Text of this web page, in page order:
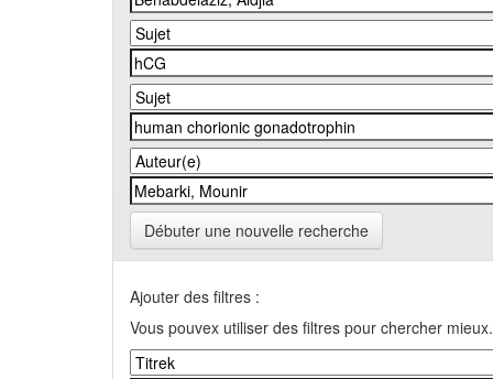
Débuter une nouvelle recherche
Ajouter des filtres :
Vous pouvex utiliser des filtres pour chercher mieux.